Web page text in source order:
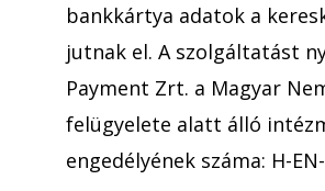
bankkártya adatok a
jutnak el. A szolgáltatást
Payment Zrt. a Magyar
felügyelete alatt álló
engedélyének száma: H-